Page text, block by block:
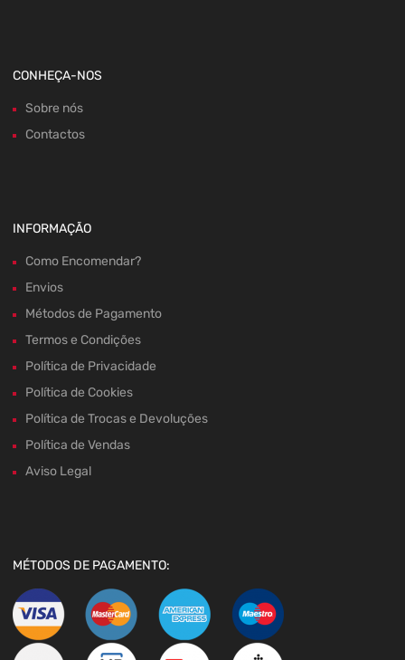
CONHEÇA-NOS
Sobre nós
Contactos
INFORMAÇÃO
Como Encomendar?
Envios
Métodos de Pagamento
Termos e Condições
Política de Privacidade
Política de Cookies
Política de Trocas e Devoluções
Política de Vendas
Aviso Legal
MÉTODOS DE PAGAMENTO: